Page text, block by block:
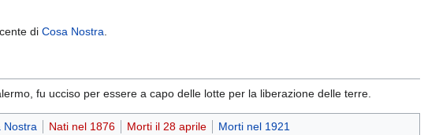
di Cosa Nostra
fu ucciso per essere a capo delle lotte per la liberazione delle terre.
Nostra Nati nel 1876 Morti il 28 aprile
Morti nel 1921